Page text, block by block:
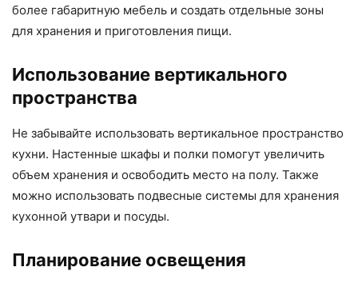
более габаритную мебель и создать отдельные зоны
для хранения и приготовления пищи.
Использование вертикального
пространства
Не забывайте использовать вертикальное пространство
кухни. Настенные шкафы и полки помогут увеличить
объем хранения и освободить место на полу. Также
можно использовать подвесные системы для хранения
кухонной утвари и посуды.
Планирование освещения